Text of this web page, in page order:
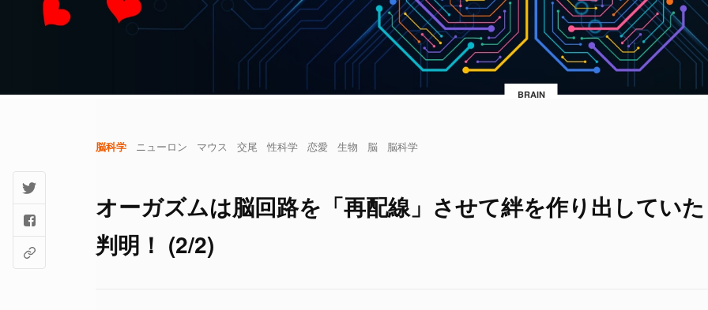
BRAIN
脳科学 ニューロン マウス 交尾 性科学 恋愛 生物 脳 脳科学
オーガズムは脳回路を「再配線」させて絆を作り出してい
判明！ (2/2)